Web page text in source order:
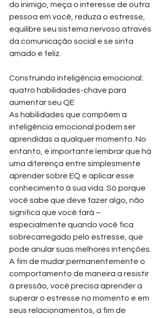
do inimigo, meça o interesse de outra
pessoa em você, reduza o estresse,
equilibre seu sistema nervoso através
da comunicação social e se sinta
amado e feliz.
Construindo inteligência emocional:
quatro habilidades-chave para
aumentar seu QE
As habilidades que compõem a
inteligência emocional podem ser
aprendidas a qualquer momento. No
entanto, é importante lembrar que há
uma diferença entre simplesmente
aprender sobre EQ e aplicar esse
conhecimento à sua vida. Só porque
você sabe que deve fazer algo, não
significa que você fará –
especialmente quando você fica
sobrecarregado pelo estresse, que
pode anular suas melhores intenções.
A fim de mudar permanentemente o
comportamento de maneira a resistir
à pressão, você precisa aprender a
superar o estresse no momento e em
seus relacionamentos, a fim de